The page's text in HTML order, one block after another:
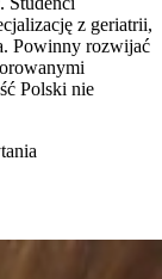
z geriatrii,
Powinny rozwijać
Polski nie